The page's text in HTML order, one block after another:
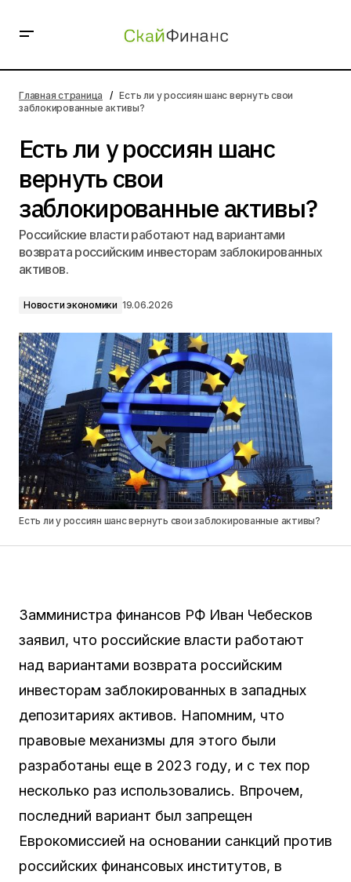
активы?
Главная страница
Есть ли у россиян шанс вернуть свои
заблокированные активы?
Есть ли у россиян шанс
вернуть свои
заблокированные активы?
Российские власти работают над вариантами
возврата российским инвесторам заблокированных
активов.
Новости экономики 19.06.2026
Есть ли у россиян шанс вернуть свои заблокированные активы?
Замминистра финансов РФ Иван Чебесков
заявил, что российские власти работают
над вариантами возврата российским
инвесторам заблокированных в западных
депозитариях активов. Напомним, что
правовые механизмы для этого были
разработаны еще в 2023 году, и с тех пор
несколько раз использовались. Впрочем,
последний вариант был запрещен
Еврокомиссией на основании санкций против
российских финансовых институтов, в